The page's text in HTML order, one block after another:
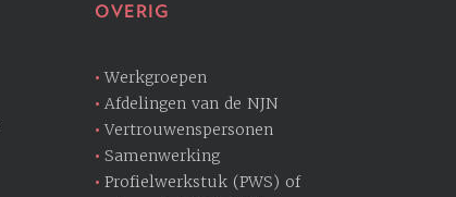
OVERIG
Werkgroepen
Afdelingen van de NJN
Vertrouwenspersonen
Samenwerking
Profielwerkstuk (PWS) of